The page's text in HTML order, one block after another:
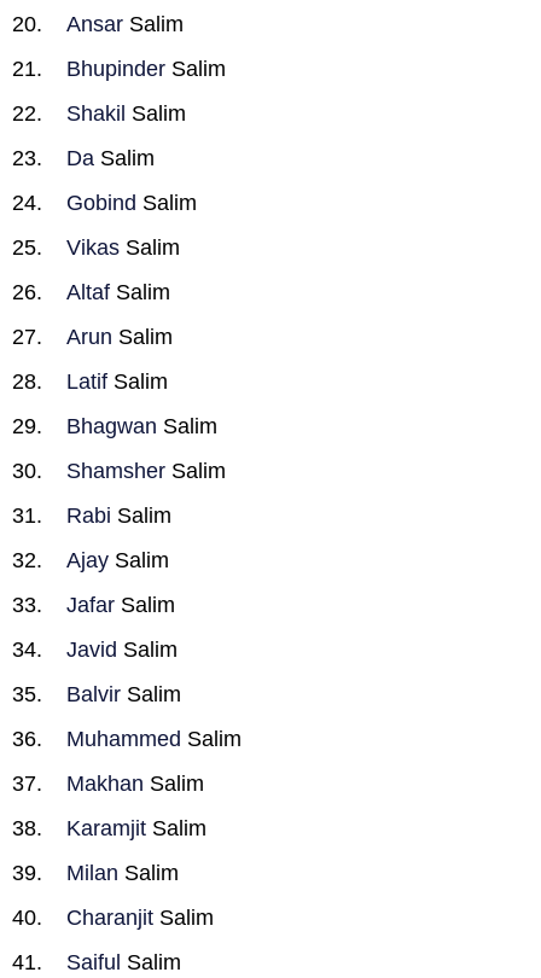
Ansar Salim
Bhupinder Salim
Shakil Salim
Da Salim
Gobind Salim
Vikas Salim
Altaf Salim
Arun Salim
Latif Salim
Bhagwan Salim
Shamsher Salim
Rabi Salim
Ajay Salim
Jafar Salim
Javid Salim
Balvir Salim
Muhammed Salim
Makhan Salim
Karamjit Salim
Milan Salim
Charanjit Salim
Saiful Salim